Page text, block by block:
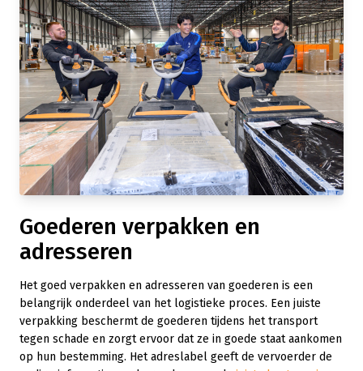
Goederen verpakken en
adresseren
Het goed verpakken en adresseren van goederen is een
belangrijk onderdeel van het logistieke proces. Een juiste
verpakking beschermt de goederen tijdens het transport
tegen schade en zorgt ervoor dat ze in goede staat aankomen
op hun bestemming. Het adreslabel geeft de vervoerder de